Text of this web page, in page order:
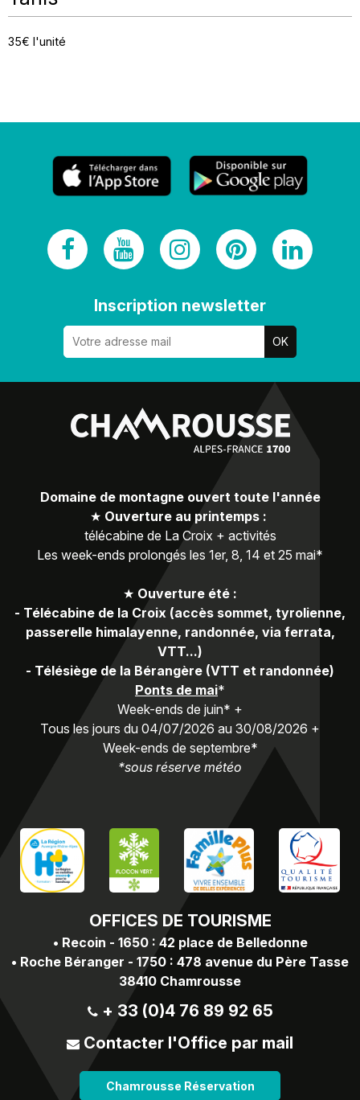
35€ l'unité
Inscription newsletter
OFFICES DE TOURISME
• Recoin - 1650 : 42 place de Belledonne
• Roche Béranger - 1750 : 478 avenue du Père Tasse
38410 Chamrousse
+ 33 (0)4 76 89 92 65
Contacter l'Office par mail
Chamrousse Réservation
Domaine de montagne ouvert toute l'année
★ Ouverture au printemps :
télécabine de La Croix + activités
Les week-ends prolongés les 1er, 8, 14 et 25 mai*
★ Ouverture été :
- Télécabine de la Croix (accès sommet, tyrolienne,
passerelle himalayenne, randonnée, via ferrata,
VTT...)
- Télésiège de la Bérangère (VTT et randonnée)
Ponts de mai*
Week-ends de juin* +
Tous les jours du 04/07/2026 au 30/08/2026 +
Week-ends de septembre*
*sous réserve météo